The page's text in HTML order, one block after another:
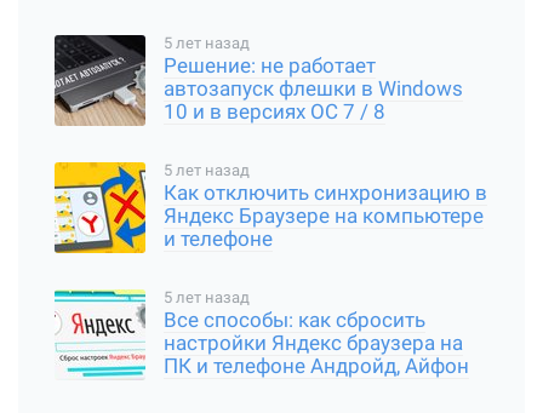
5 лет назад
Решение: не работает
автозапуск флешки в Windows
10 и в версиях ОС 7 / 8
5 лет назад
Как отключить синхронизацию в
Яндекс Браузере на компьютере
и телефоне
5 лет назад
Все способы: как сбросить
настройки Яндекс браузера на
ПК и телефоне Андройд, Айфон